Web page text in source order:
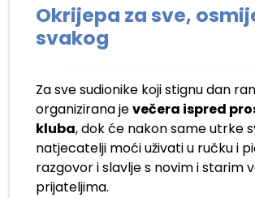
Okrijepa za sve,
svakog
Za sve sudionike koji stignu dan
organizirana jevečera ispred
kluba, dok će nakon same utrke
natjecatelji moći uživati u ručku i
razgovor i slavlje s novim i starim
prijateljima.